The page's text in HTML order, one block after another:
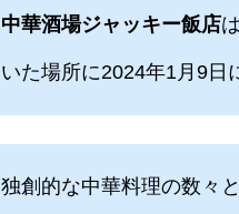
中華酒場ジャッキー飯店
いた場所に2024年1月9日
独創的な中華料理の数々